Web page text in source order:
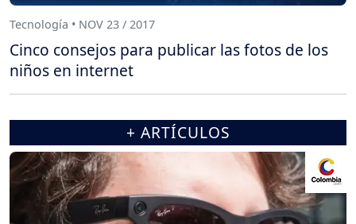
Tecnología • NOV 23 / 2017
Cinco consejos para publicar las fotos de los
niños en internet
+ ARTÍCULOS